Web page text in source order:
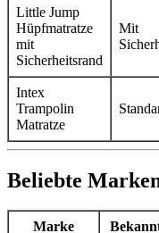
Little Jump
Hüpfmatratze
mit
Sicherheitsrand
Mit
Intex
Trampolin
Matratze
Beliebte
Marke